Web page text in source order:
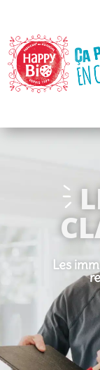
Les